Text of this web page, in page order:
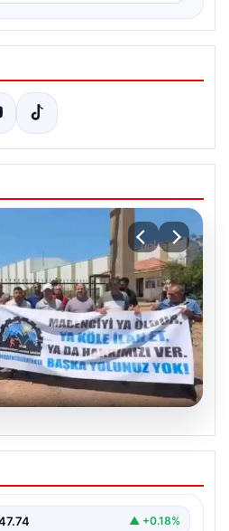
İş: ‘Verilen sözler
Ankara’dayız’
▲ +0.18%